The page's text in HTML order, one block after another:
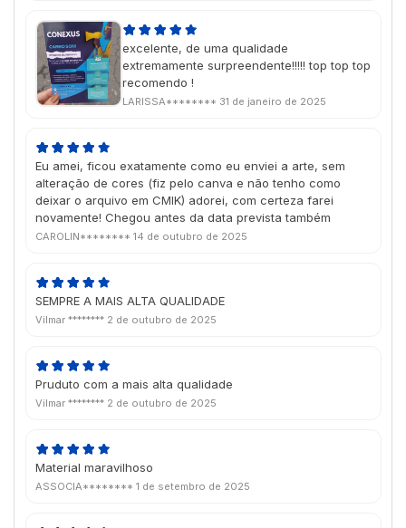
excelente, de uma qualidade
extremamente surpreendente!!!!! top top top
recomendo !
LARISSA******** 31 de janeiro de 2025
Eu amei, ficou exatamente como eu enviei a arte, sem
alteração de cores (fiz pelo canva e não tenho como
deixar o arquivo em CMIK) adorei, com certeza farei
novamente! Chegou antes da data prevista também
CAROLIN******** 14 de outubro de 2025
SEMPRE A MAIS ALTA QUALIDADE
Vilmar ******** 2 de outubro de 2025
Pruduto com a mais alta qualidade
Vilmar ******** 2 de outubro de 2025
Material maravilhoso
ASSOCIA******** 1 de setembro de 2025